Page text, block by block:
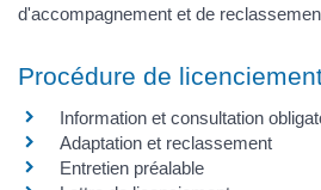
d'accompagnement et de
Procédure de
Information et consultation
Adaptation et reclassement
Entretien préalable